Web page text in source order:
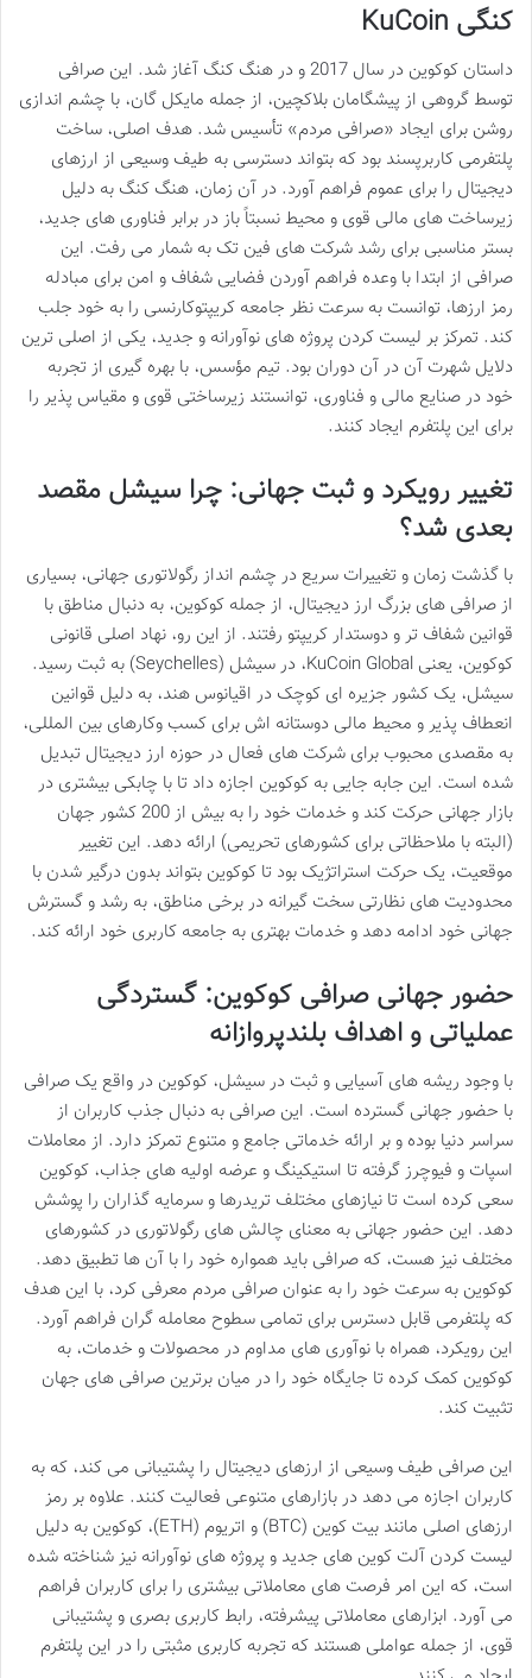
کنگی KuCoin
داستان کوکوین در سال 2017 و در هنگ کنگ آغاز شد. این صرافی
توسط گروهی از پیشگامان بلاکچین، از جمله مایکل گان، با چشم اندازی
روشن برای ایجاد «صرافی مردم» تأسیس شد. هدف اصلی، ساخت
پلتفرمی کاربرپسند بود که بتواند دسترسی به طیف وسیعی از ارزهای
دیجیتال را برای عموم فراهم آورد. در آن زمان، هنگ کنگ به دلیل
زیرساخت های مالی قوی و محیط نسبتاً باز در برابر فناوری های جدید،
بستر مناسبی برای رشد شرکت های فین تک به شمار می رفت. این
صرافی از ابتدا با وعده فراهم آوردن فضایی شفاف و امن برای مبادله
رمز ارزها، توانست به سرعت نظر جامعه کریپتوکارنسی را به خود جلب
کند. تمرکز بر لیست کردن پروژه های نوآورانه و جدید، یکی از اصلی ترین
دلایل شهرت آن در آن دوران بود. تیم مؤسس، با بهره گیری از تجربه
خود در صنایع مالی و فناوری، توانستند زیرساختی قوی و مقیاس پذیر را
برای این پلتفرم ایجاد کنند.
تغییر رویکرد و ثبت جهانی: چرا سیشل مقصد
بعدی شد؟
با گذشت زمان و تغییرات سریع در چشم انداز رگولاتوری جهانی، بسیاری
از صرافی های بزرگ ارز دیجیتال، از جمله کوکوین، به دنبال مناطق با
قوانین شفاف تر و دوستدار کریپتو رفتند. از این رو، نهاد اصلی قانونی
کوکوین، یعنی KuCoin Global، در سیشل (Seychelles) به ثبت رسید.
سیشل، یک کشور جزیره ای کوچک در اقیانوس هند، به دلیل قوانین
انعطاف پذیر و محیط مالی دوستانه اش برای کسب وکارهای بین المللی،
به مقصدی محبوب برای شرکت های فعال در حوزه ارز دیجیتال تبدیل
شده است. این جابه جایی به کوکوین اجازه داد تا با چابکی بیشتری در
بازار جهانی حرکت کند و خدمات خود را به بیش از 200 کشور جهان
(البته با ملاحظاتی برای کشورهای تحریمی) ارائه دهد. این تغییر
موقعیت، یک حرکت استراتژیک بود تا کوکوین بتواند بدون درگیر شدن با
محدودیت های نظارتی سخت گیرانه در برخی مناطق، به رشد و گسترش
جهانی خود ادامه دهد و خدمات بهتری به جامعه کاربری خود ارائه کند.
حضور جهانی صرافی کوکوین: گستردگی
عملیاتی و اهداف بلندپروازانه
با وجود ریشه های آسیایی و ثبت در سیشل، کوکوین در واقع یک صرافی
با حضور جهانی گسترده است. این صرافی به دنبال جذب کاربران از
سراسر دنیا بوده و بر ارائه خدماتی جامع و متنوع تمرکز دارد. از معاملات
اسپات و فیوچرز گرفته تا استیکینگ و عرضه اولیه های جذاب، کوکوین
سعی کرده است تا نیازهای مختلف تریدرها و سرمایه گذاران را پوشش
دهد. این حضور جهانی به معنای چالش های رگولاتوری در کشورهای
مختلف نیز هست، که صرافی باید همواره خود را با آن ها تطبیق دهد.
کوکوین به سرعت خود را به عنوان صرافی مردم معرفی کرد، با این هدف
که پلتفرمی قابل دسترس برای تمامی سطوح معامله گران فراهم آورد.
این رویکرد، همراه با نوآوری های مداوم در محصولات و خدمات، به
کوکوین کمک کرده تا جایگاه خود را در میان برترین صرافی های جهان
تثبیت کند.
این صرافی طیف وسیعی از ارزهای دیجیتال را پشتیبانی می کند، که به
کاربران اجازه می دهد در بازارهای متنوعی فعالیت کنند. علاوه بر رمز
ارزهای اصلی مانند بیت کوین (BTC) و اتریوم (ETH)، کوکوین به دلیل
لیست کردن آلت کوین های جدید و پروژه های نوآورانه نیز شناخته شده
است، که این امر فرصت های معاملاتی بیشتری را برای کاربران فراهم
می آورد. ابزارهای معاملاتی پیشرفته، رابط کاربری بصری و پشتیبانی
قوی، از جمله عواملی هستند که تجربه کاربری مثبتی را در این پلتفرم